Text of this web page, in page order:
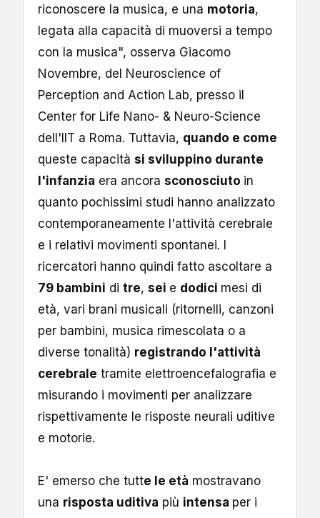
riconoscere la musica, e una motoria,
legata alla capacità di muoversi a tempo
con la musica", osserva Giacomo
Novembre, del Neuroscience of
Perception and Action Lab, presso il
Center for Life Nano- & Neuro-Science
dell'IIT a Roma. Tuttavia, quando e come
queste capacità si sviluppino durante
l'infanzia era ancora sconosciuto in
quanto pochissimi studi hanno analizzato
contemporaneamente l'attività cerebrale
e i relativi movimenti spontanei. I
ricercatori hanno quindi fatto ascoltare a
79 bambini di tre, sei e dodici mesi di
età, vari brani musicali (ritornelli, canzoni
per bambini, musica rimescolata o a
diverse tonalità) registrando l'attività
cerebrale tramite elettroencefalografia e
misurando i movimenti per analizzare
rispettivamente le risposte neurali uditive
e motorie.
E' emerso che tutte le età mostravano
una risposta uditiva più intensa per i